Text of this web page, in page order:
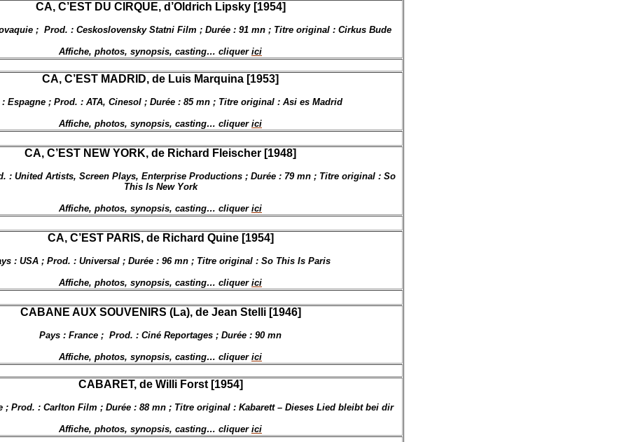
CA, C’EST DU CIRQUE, d’Oldrich Lipsky [1954]
; Prod. : Ceskoslovensky Statni Film ; Durée : 91 mn ; Titre original : Cirkus Bude
Affiche, photos, synopsis, casting… cliquer ici
CA, C’EST MADRID, de Luis Marquina [1953]
: Espagne ; Prod. : ATA, Cinesol ; Durée : 85 mn ; Titre original : Asi es Madrid
Affiche, photos, synopsis, casting… cliquer ici
CA, C’EST NEW YORK, de Richard Fleischer [1948]
: United Artists, Screen Plays, Enterprise Productions ; Durée : 79 mn ; Titre original : So
This Is New York
Affiche, photos, synopsis, casting… cliquer ici
CA, C’EST PARIS, de Richard Quine [1954]
: USA ; Prod. : Universal ; Durée : 96 mn ; Titre original : So This Is Paris
Affiche, photos, synopsis, casting… cliquer ici
CABANE AUX SOUVENIRS (La), deJean Stelli [1946]
Pays : France ; Prod. : Ciné Reportages ; Durée : 90 mn
Affiche, photos, synopsis, casting… cliquer ici
CABARET, de Willi Forst [1954]
; Prod. : Carlton Film ; Durée : 88 mn ; Titre original : Kabarett – Dieses Lied bleibt bei dir
Affiche, photos, synopsis, casting… cliquer ici